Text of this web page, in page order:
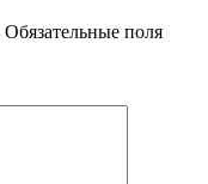
Обязательные поля